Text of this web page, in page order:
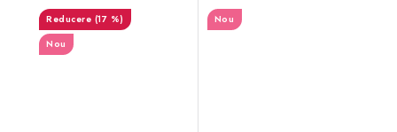
(17 %)
Nou
Nou